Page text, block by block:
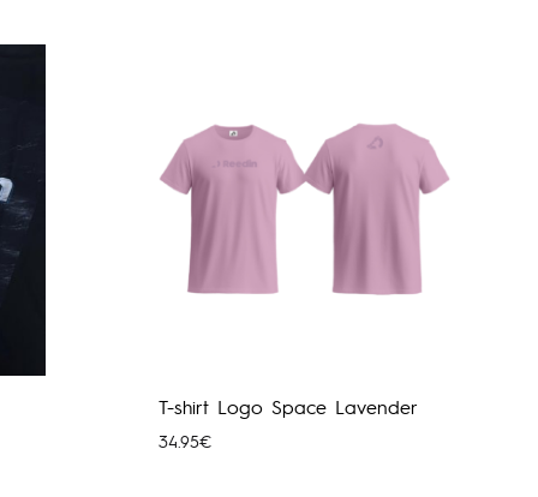
T-shirt Logo Space Lavender
34.95€